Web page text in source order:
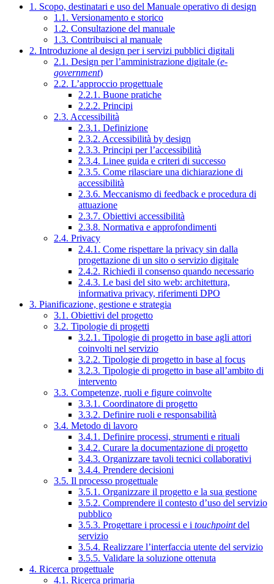
1. Scopo, destinatari e uso del Manuale operativo di design
1.1. Versionamento e storico
1.2. Consultazione del manuale
1.3. Contribuisci al manuale
2. Introduzione al design per i servizi pubblici digitali
2.1. Design per l’amministrazione digitale (e-
government)
2.2. L’approccio progettuale
2.2.1. Buone pratiche
2.2.2. Principi
2.3. Accessibilità
2.3.1. Definizione
2.3.2. Accessibilità by design
2.3.3. Principi per l’accessibilità
2.3.4. Linee guida e criteri di successo
2.3.5. Come rilasciare una dichiarazione di
accessibilità
2.3.6. Meccanismo di feedback e procedura di
attuazione
2.3.7. Obiettivi accessibilità
2.3.8. Normativa e approfondimenti
2.4. Privacy
2.4.1. Come rispettare la privacy sin dalla
progettazione di un sito o servizio digitale
2.4.2. Richiedi il consenso quando necessario
2.4.3. Le basi del sito web: architettura,
informativa privacy, riferimenti DPO
3. Pianificazione, gestione e strategia
3.1. Obiettivi del progetto
3.2. Tipologie di progetti
3.2.1. Tipologie di progetto in base agli attori
coinvolti nel servizio
3.2.2. Tipologie di progetto in base al focus
3.2.3. Tipologie di progetto in base all’ambito di
intervento
3.3. Competenze, ruoli e figure coinvolte
3.3.1. Coordinatore di progetto
3.3.2. Definire ruoli e responsabilità
3.4. Metodo di lavoro
3.4.1. Definire processi, strumenti e rituali
3.4.2. Curare la documentazione di progetto
3.4.3. Organizzare tavoli tecnici collaborativi
3.4.4. Prendere decisioni
3.5. Il processo progettuale
3.5.1. Organizzare il progetto e la sua gestione
3.5.2. Comprendere il contesto d’uso del servizio
pubblico
3.5.3. Progettare i processi e i touchpointdel
servizio
3.5.4. Realizzare l’interfaccia utente del servizio
3.5.5. Validare la soluzione ottenuta
4. Ricerca progettuale
4.1. Ricerca primaria